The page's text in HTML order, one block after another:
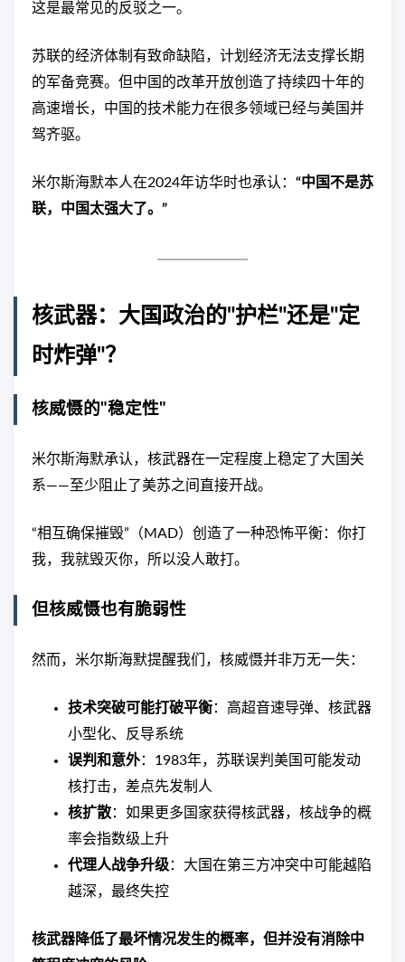
这是最常见的反驳之一。
苏联的经济体制有致命缺陷，计划经济无法支撑长期
的军备竞赛。但中国的改革开放创造了持续四十年的
高速增长，中国的技术能力在很多领域已经与美国并
驾齐驱。
米尔斯海默本人在2024年访华时也承认： “中国不是苏
联，中国太强大了。”
核武器：大国政治的"护栏"还是"定
时炸弹"？
核威慑的"稳定性"
米尔斯海默承认，核武器在一定程度上稳定了大国关
系——至少阻止了美苏之间直接开战。
“相互确保摧毁”（MAD）创造了一种恐怖平衡：你打
我，我就毁灭你，所以没人敢打。
但核威慑也有脆弱性
然而，米尔斯海默提醒我们，核威慑并非万无一失：
技术突破可能打破平衡：高超音速导弹、核武器
小型化、反导系统
误判和意外：1983年，苏联误判美国可能发动
核打击，差点先发制人
核扩散：如果更多国家获得核武器，核战争的概
率会指数级上升
代理人战争升级：大国在第三方冲突中可能越陷
越深，最终失控
核武器降低了最坏情况发生的概率，但并没有消除中